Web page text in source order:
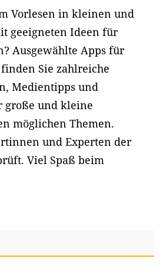
Vorlesen in kleinen und
geeigneten Ideen für
Ausgewählte Apps für
Sie zahlreiche
Medientipps und
große und kleine
möglichen Themen.
und Experten der
Viel Spaß beim